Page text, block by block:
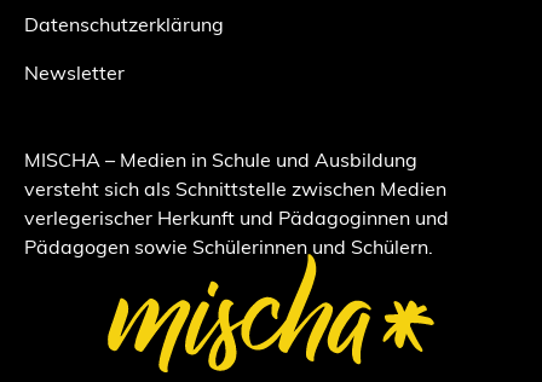
Datenschutzerklärung
Newsletter
MISCHA – Medien in Schule und Ausbildung
versteht sich als Schnittstelle zwischen Medien
verlegerischer Herkunft und Pädagoginnen und
Pädagogen sowie Schülerinnen und Schülern.